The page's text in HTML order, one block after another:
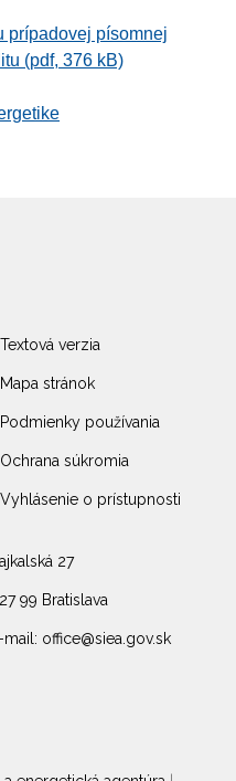
prípadovej písomnej
(pdf, 376 kB)
27
99 Bratislava
mail: office@siea.gov.sk
Textová verzia
Mapa stránok
Podmienky používania
Ochrana súkromia
Vyhlásenie o prístupnosti